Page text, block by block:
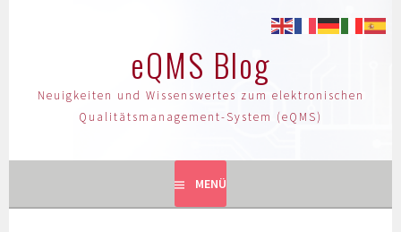
eQMS Blog
Neuigkeiten und Wissenswertes zum elektronischen
Qualitätsmanagement-System (eQMS)
MENÜ